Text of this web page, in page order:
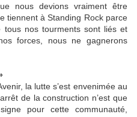
nous devions vraiment être
tiennent à Standing Rock parce
nos tourments sont liés et
forces, nous ne gagnerons
la lutte s’est envenimée au
de la construction n’est que
pour cette communauté,